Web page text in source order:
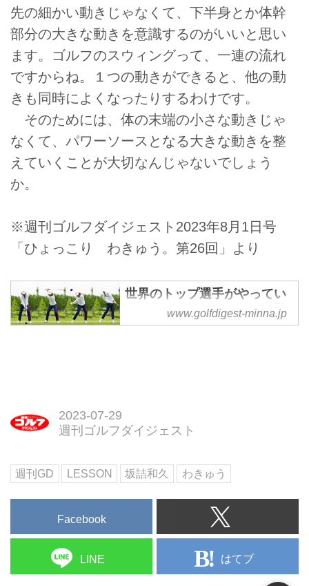
先の細かい動きじゃなくて、下半身とか体幹
部分の大きな動きを意識するのがいいと思い
ます。ゴルフのスウィングって、一連の流れ
ですからね。１つの動きができると、他の動
きも同時によくなったりするわけです。
そのためには、体の末端の小さな動きじゃ
なくて、パワーソースとなる大きな動きを整
えていくことが大切なんじゃないでしょう
か。
※週刊ゴルフダイジェスト2023年8月1日号
「ひょっこり わきゅう。第26回」より
世界のトップ選手がやってい
る"トランジション"という動
き。でもアマチュアは…!?
ているのがプロコーチの坂詰和久
（さかづめかずひさ）、通称『わ
上の付き合いがあるベテラン編集
者Oが、謎キャラコーチの気にな
る話を聞き出す！ 今回は「体を
使い切るスウィング」がテーマ
だ。
www.golfdigest-minna.jp
2023-07-29
週刊ゴルフダイジェスト
週刊GD LESSON 坂詰和久 わきゅう
Facebook
LINE はてブ